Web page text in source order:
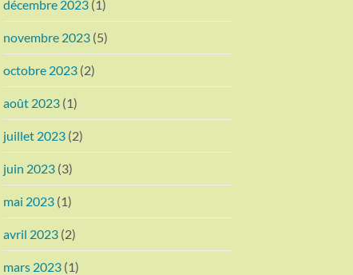
décembre 2023 (1)
novembre 2023 (5)
octobre 2023 (2)
août 2023 (1)
juillet 2023 (2)
juin 2023 (3)
mai 2023 (1)
avril 2023 (2)
mars 2023 (1)